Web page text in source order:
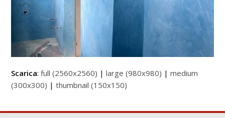
Scarica:full (2560x2560) |large (980x980) |medium
(300x300) |thumbnail (150x150)